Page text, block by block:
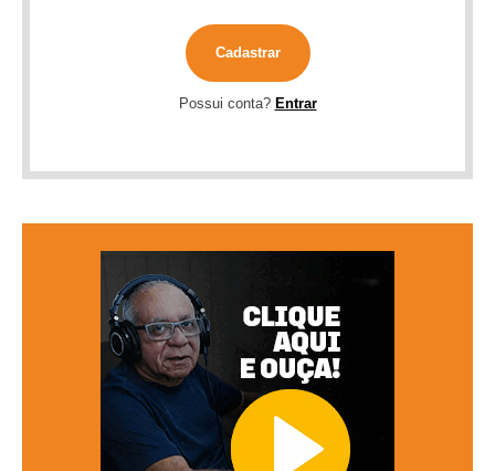
Cadastrar
Possui conta? Entrar